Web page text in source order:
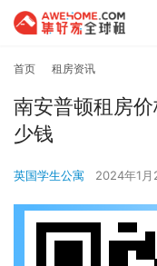
首页 租房资讯
南安普顿租房
少钱
英国学生公寓 2024年1